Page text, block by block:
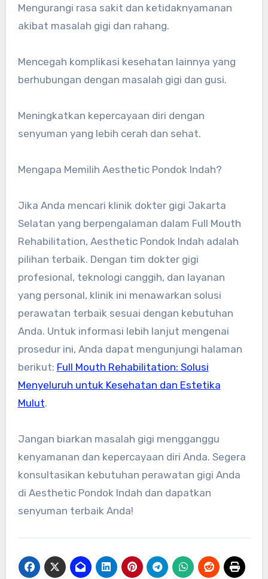
Mengurangi rasa sakit dan ketidaknyamanan
akibat masalah gigi dan rahang.
Mencegah komplikasi kesehatan lainnya yang
berhubungan dengan masalah gigi dan gusi.
Meningkatkan kepercayaan diri dengan
senyuman yang lebih cerah dan sehat.
Mengapa Memilih Aesthetic Pondok Indah?
Jika Anda mencari klinik dokter gigi Jakarta
Selatan yang berpengalaman dalam Full Mouth
Rehabilitation, Aesthetic Pondok Indah adalah
pilihan terbaik. Dengan tim dokter gigi
profesional, teknologi canggih, dan layanan
yang personal, klinik ini menawarkan solusi
perawatan terbaik sesuai dengan kebutuhan
Anda. Untuk informasi lebih lanjut mengenai
prosedur ini, Anda dapat mengunjungi halaman
berikut: Full Mouth Rehabilitation: Solusi
Menyeluruh untuk Kesehatan dan Estetika
Mulut.
Jangan biarkan masalah gigi mengganggu
kenyamanan dan kepercayaan diri Anda. Segera
konsultasikan kebutuhan perawatan gigi Anda
di Aesthetic Pondok Indah dan dapatkan
senyuman terbaik Anda!